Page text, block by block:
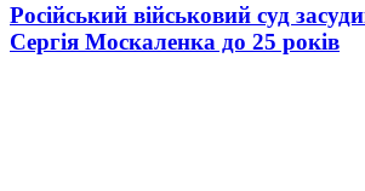
Російський військовий суд
Сергія Москаленка до 25 років